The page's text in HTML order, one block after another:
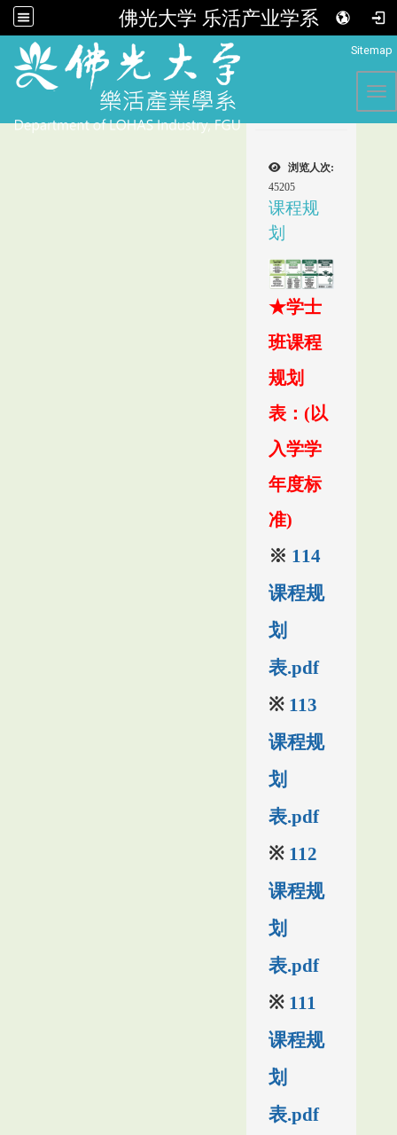
佛光大学 乐活产业学系
Sitemap
浏览人次:
45205
课程规
划
★学士
班课程
规划
表：(以
入学学
年度标
准)
※ 114
课程规
划
表.pdf
※ 113
课程规
划
表.pdf
※ 112
课程规
划
表.pdf
※ 111
课程规
划
表.pdf